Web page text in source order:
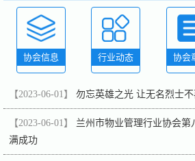
协会信息 行业动态 协会
【2023-06-01】 勿忘英雄之光 让无名烈士
【2023-06-01】
兰州市物业管理行业协会第
满成功